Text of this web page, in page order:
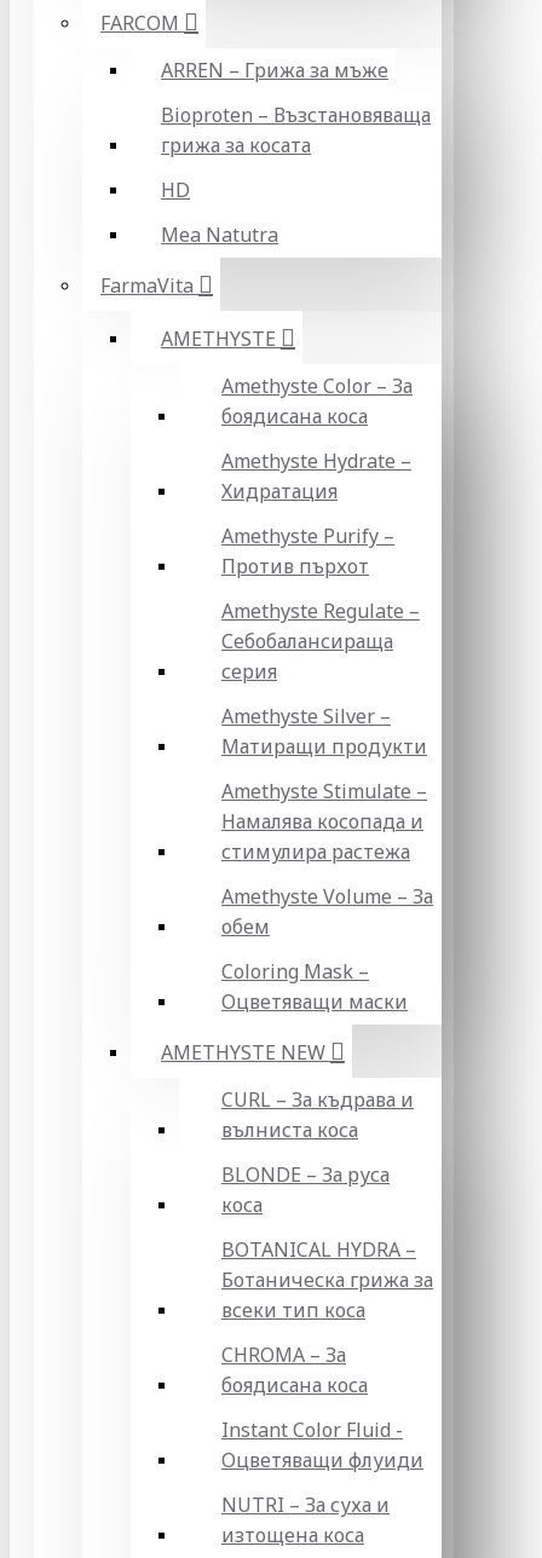
FARCOM
ARREN – Грижа за мъже
Bioproten – Възстановяваща
грижа за косата
HD
Mea Natutra
FarmaVita
AMETHYSTE
Amethyste Color – За
боядисана коса
Amethyste Hydrate –
Хидратация
Amethyste Purify –
Против пърхот
Amethyste Regulate –
Себобалансираща
серия
Amethyste Silver –
Матиращи продукти
Amethyste Stimulate –
Намалява косопада и
стимулира растежа
Amethyste Volume – За
обем
Coloring Mask –
Оцветяващи маски
AMETHYSTE NEW
CURL – За къдрава и
вълниста коса
BLONDE – За руса
коса
BOTANICAL HYDRA –
Ботаническа грижа за
всеки тип коса
CHROMA – За
боядисана коса
Instant Color Fluid -
Оцветяващи флуиди
NUTRI – За суха и
изтощена коса